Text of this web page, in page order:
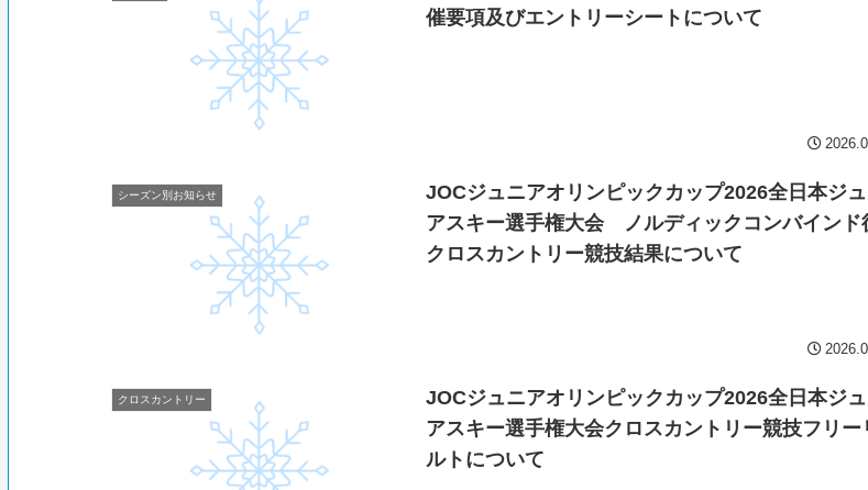
催要項及びエントリーシートについて
シーズン別お知らせ
JOCジュニアオリンピックカップ2026全日本ジ
アスキー選手権大会 ノルディックコンバインド
クロスカントリー競技結果について
クロスカントリー
JOCジュニアオリンピックカップ2026全日本ジ
アスキー選手権大会クロスカントリー競技フリー
ルトについて